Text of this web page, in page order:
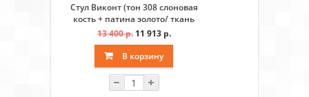
Стул Виконт (тон 308 слоновая
кость + патина золото/ ткань
Афитап розовый/компаньон)
13 400 р. 11 913 р.
В корзину